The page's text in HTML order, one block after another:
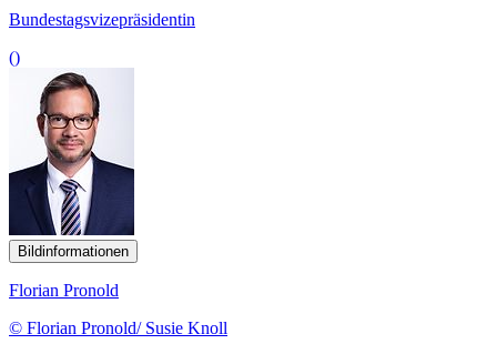
Bundestagsvizepräsidentin
()
Bildinformationen
Florian Pronold
© Florian Pronold/ Susie Knoll